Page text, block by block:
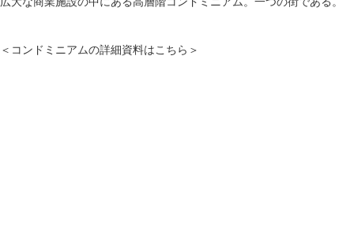
＜コンドミニアムの詳細資料はこちら＞